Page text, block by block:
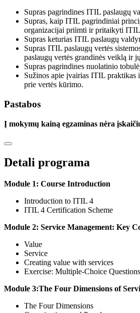
Supras pagrindines ITIL paslaugų
Supras, kaip ITIL pagrindiniai
organizacijai priimti ir pritaikyti
Supras keturias ITIL paslaugų
Supras ITIL paslaugų vertės
paslaugų vertės grandinės veiklą ir
Supras pagrindines nuolatinio
Sužinos apie įvairias ITIL praktikas
prie vertės kūrimo.
Pastabos
Į mokymų kainą egzaminas nėra
Detali programa
Module 1: Course Introduction
Introduction to ITIL 4
ITIL 4 Certification Scheme
Module 2: Service Management: Key
Value
Service
Creating value with services
Exercise: Multiple-Choice Questions
Module 3:The Four Dimensions of
The Four Dimensions